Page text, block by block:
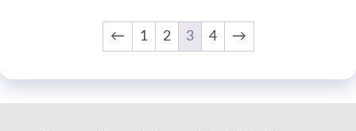
← 1 2 3 4 →